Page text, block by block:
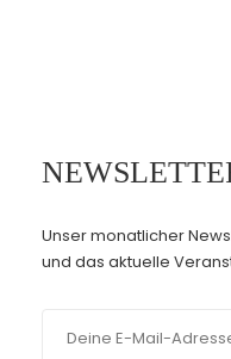
Unser monatlicher
und das aktuelle